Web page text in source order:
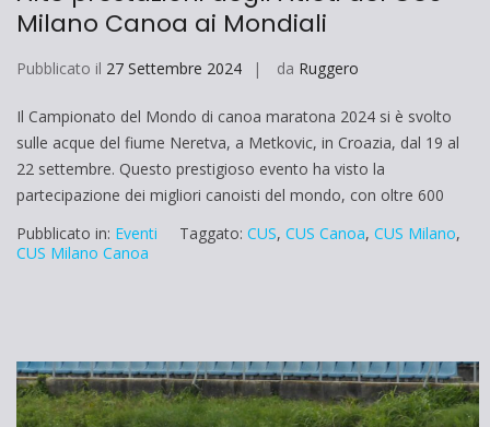
Milano Canoa ai Mondiali
Pubblicato il 27 Settembre 2024 da Ruggero
Il Campionato del Mondo di canoa maratona 2024 si è svolto
sulle acque del fiume Neretva, a Metkovic, in Croazia, dal 19 al
22 settembre. Questo prestigioso evento ha visto la
partecipazione dei migliori canoisti del mondo, con oltre 600
Pubblicato in: Eventi Taggato: CUS, CUS Canoa, CUS Milano,
CUS Milano Canoa